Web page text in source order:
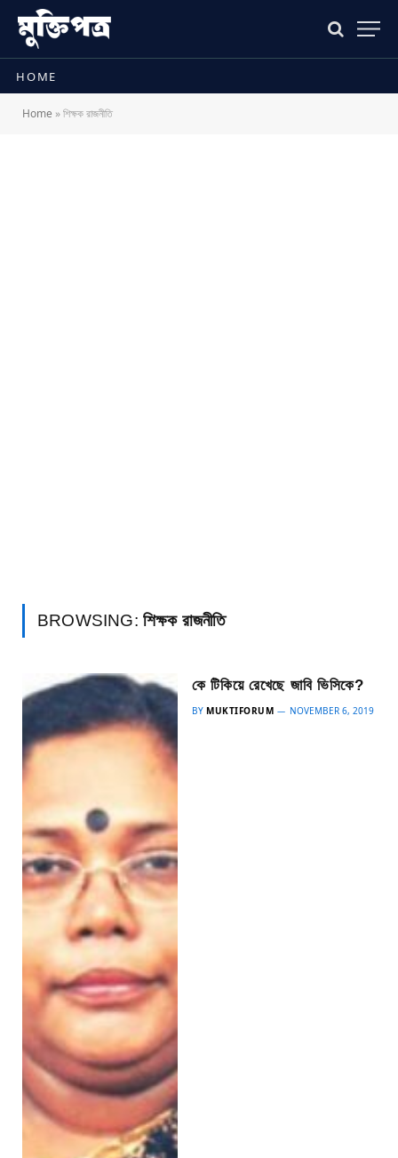
HOME
Home »শিক্ষক রাজনীতি
BROWSING: শিক্ষক রাজনীতি
কে টিকিয়ে রেখেছে জাবি ভিসিকে?
BY MUKTIFORUM NOVEMBER 6, 2019